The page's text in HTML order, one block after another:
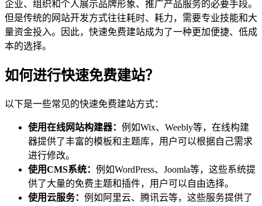
企业、组织和个人展示品牌形象、推广产品服务的必要手段。
但是传统的网站开发方式往往耗时、耗力，需要专业技能和大
量资金投入。因此，快速免费建站成为了一种更加便捷、低成
本的选择。
如何进行快速免费建站？
以下是一些常见的快速免费建站方式：
使用在线网站构建器： 例如Wix、Weebly等，在线构建
器提供了丰富的模板和主题库，用户可以根据自己需求
进行修改。
使用CMS系统： 例如WordPress、Joomla等，这些系统提
供了大量的免费主题和插件，用户可以自由选择。
使用云服务： 例如阿里云、腾讯云等，这些服务提供了